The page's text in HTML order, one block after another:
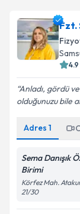
E-posta
Metni
Fzt.
4.9
Anladı, gördü
olduğunuzu bile
Adres 1
Sema Danışık
Birimi
Körfez Mah.
21/30